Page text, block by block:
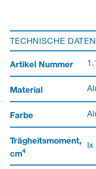
TECHNISCHE DATEN
Artikel Nummer
Material
Farbe
Trägheitsmoment,
cm4 Ix